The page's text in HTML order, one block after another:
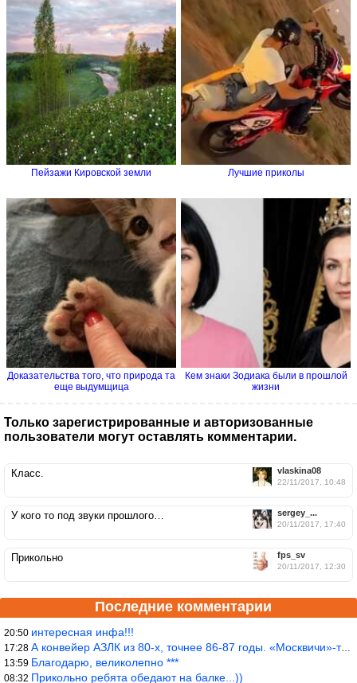
Пейзажи Кировской земли Лучшие приколы
Доказательства того, что природа та
еще выдумщица
Кем знаки Зодиака были в прошлой
жизни
Только зарегистрированные и авторизованные
пользователи могут оставлять комментарии.
vlaskina08
22/11/2017, 10:48
Класс.
sergey_...
20/11/2017, 17:40
У кого то под звуки прошлого…
fps_sv
20/11/2017, 12:30
Прикольно
Последние комментарии
20:50 интересная инфа!!!
17:28 А конвейер АЗЛК из 80-х, точнее 86-87 годы. «Москвичи»-то из пер
13:59 Благодарю, великолепно ***
08:32 Прикольно ребята обедают на балке...))